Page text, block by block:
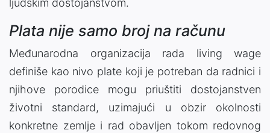
ljudskim dostojanstvom.
Plata nije samo broj na računu
Međunarodna organizacija rada living wage
definiše kao nivo plate koji je potreban da radnici i
njihove porodice mogu priuštiti dostojanstven
životni standard, uzimajući u obzir okolnosti
konkretne zemlje i rad obavljen tokom redovnog